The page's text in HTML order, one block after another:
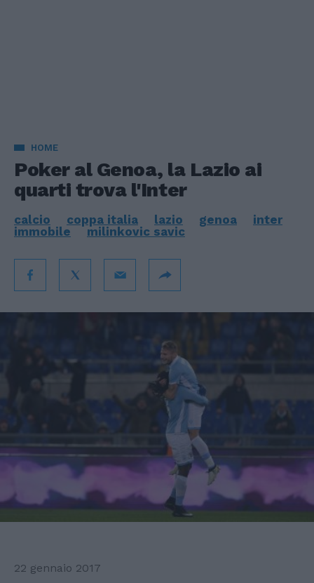
HOME
Poker al Genoa, la Lazio ai
quarti trova l'Inter
calcio coppa italia lazio genoa
inter
immobile
milinkovic savic
22 gennaio 2017